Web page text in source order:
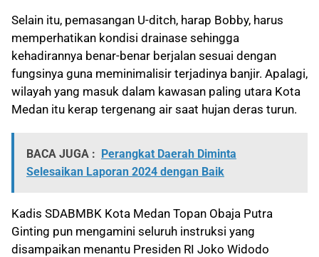
Selain itu, pemasangan U-ditch, harap Bobby, harus
memperhatikan kondisi drainase sehingga
kehadirannya benar-benar berjalan sesuai dengan
fungsinya guna meminimalisir terjadinya banjir. Apalagi,
wilayah yang masuk dalam kawasan paling utara Kota
Medan itu kerap tergenang air saat hujan deras turun.
BACA JUGA : Perangkat Daerah Diminta
Selesaikan Laporan 2024 dengan Baik
Kadis SDABMBK Kota Medan Topan Obaja Putra
Ginting pun mengamini seluruh instruksi yang
disampaikan menantu Presiden RI Joko Widodo